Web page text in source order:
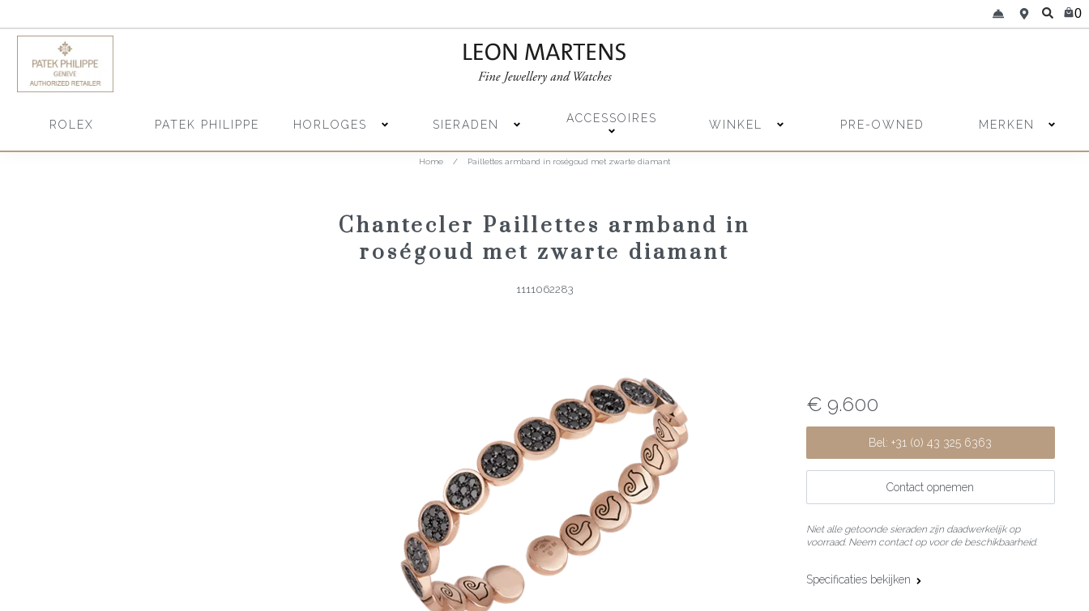
0
ROLEX PATEK PHILIPPE HORLOGES SIERADEN ACCESSOIRES WINKEL PRE-OWNED MERKEN
Home / Paillettes armband in roségoud met zwarte diamant
Chantecler Paillettes armband in
roségoud met zwarte diamant
1111062283
€ 9.600
Bel: +31 (0) 43 325 6363
Contact opnemen
Niet alle getoonde sieraden zijn daadwerkelijk op
voorraad. Neem contact op voor de beschikbaarheid.
Specificaties bekijken